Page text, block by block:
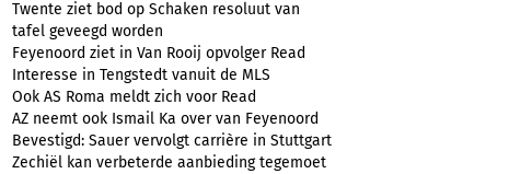
Twente ziet bod op Schaken resoluut van
tafel geveegd worden
Feyenoord ziet in Van Rooij opvolger Read
Interesse in Tengstedt vanuit de MLS
Ook AS Roma meldt zich voor Read
AZ neemt ook Ismail Ka over van Feyenoord
Bevestigd: Sauer vervolgt carrière in Stuttgart
Zechiël kan verbeterde aanbieding tegemoet